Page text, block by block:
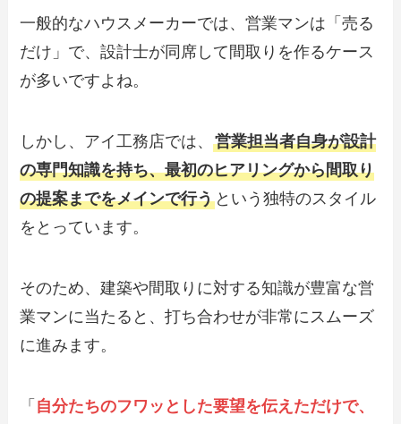
一般的なハウスメーカーでは、営業マンは「売る
だけ」で、設計士が同席して間取りを作るケース
が多いですよね。
しかし、アイ工務店では、営業担当者自身が設計
の専門知識を持ち、最初のヒアリングから間取り
の提案までをメインで行う という独特のスタイル
をとっています。
そのため、建築や間取りに対する知識が豊富な営
業マンに当たると、打ち合わせが非常にスムーズ
に進みます。
「 自分たちのフワッとした要望を伝えただけで、